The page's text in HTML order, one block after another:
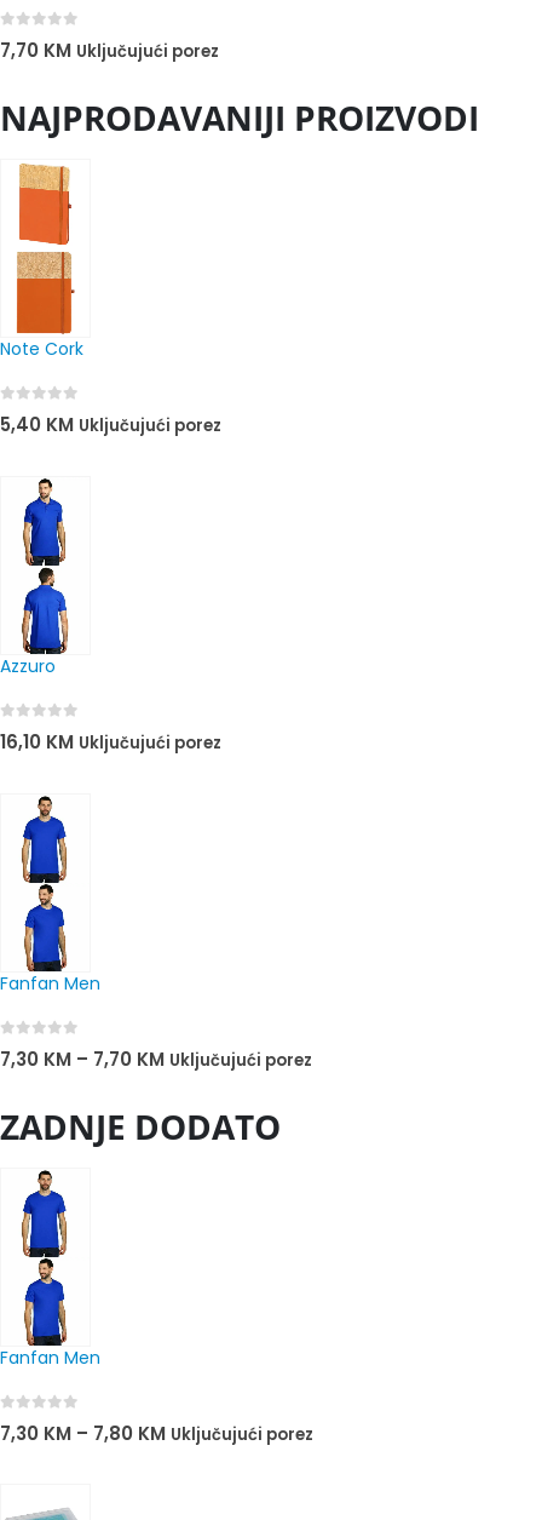
7,70 KM Uključujući porez
NAJPRODAVANIJI PROIZVODI
Note Cork
5,40 KM Uključujući porez
Azzuro
16,10 KM Uključujući porez
Fanfan Men
7,30 KM – 7,70 KM Uključujući porez
ZADNJE DODATO
Fanfan Men
7,30 KM – 7,80 KM Uključujući porez